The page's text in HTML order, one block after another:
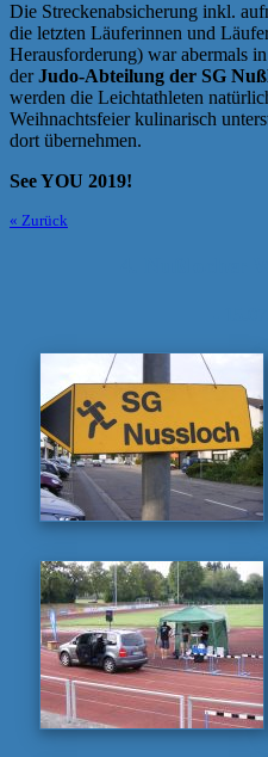
Die Streckenabsicherung inkl.
die letzten Läuferinnen und
Herausforderung) war abermals
derJudo-Abteilung der SG
werden die Leichtathleten
Weihnachtsfeier kulinarisch
dort übernehmen.
See YOU 2019!
« Zurück